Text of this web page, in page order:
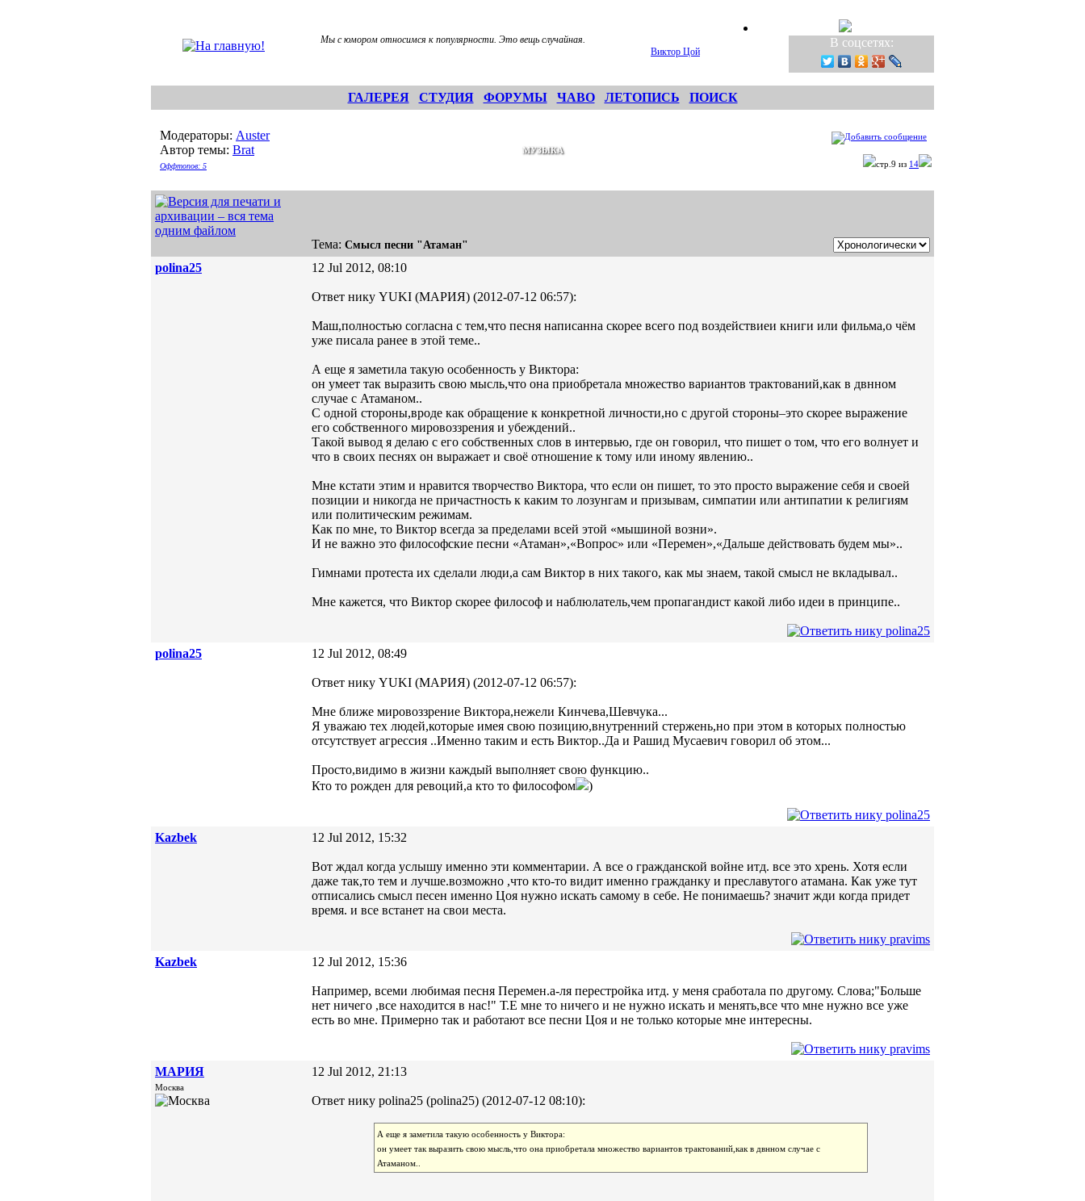
Мы с юмором относимся к популярности. Это вещь случайная.
Виктор Цой
В соцсетях:
ГАЛЕРЕЯ СТУДИЯ ФОРУМЫ ЧАВО ЛЕТОПИСЬ ПОИСК
Модераторы: Auster
Автор темы: Brat
Оффтопов: 5
МУЗЫКА
стр.9 из 14
Тема: Смысл песни "Атаман"
polina25 12 Jul 2012, 08:10
Ответ нику YUKI (МАРИЯ) (2012-07-12 06:57):
Маш,полностью согласна с тем,что песня написанна скорее всего под воздействиеи книги или фильма,о чём
уже писала ранее в этой теме..
А еще я заметила такую особенность у Виктора:
он умеет так выразить свою мысль,что она приобретала множество вариантов трактований,как в двнном
случае с Атаманом..
С одной стороны,вроде как обращение к конкретной личности,но с другой стороны–это скорее выражение
его собственного мировоззрения и убеждений..
Такой вывод я делаю с его собственных слов в интервью, где он говорил, что пишет о том, что его волнует и
что в своих песнях он выражает и своё отношение к тому или иному явлению..
Мне кстати этим и нравится творчество Виктора, что если он пишет, то это просто выражение себя и своей
позиции и никогда не причастность к каким то лозунгам и призывам, симпатии или антипатии к религиям
или политическим режимам.
Как по мне, то Виктор всегда за пределами всей этой «мышиной возни».
И не важно это философские песни «Атаман»,«Вопрос» или «Перемен»,«Дальше действовать будем мы»..
Гимнами протеста их сделали люди,а сам Виктор в них такого, как мы знаем, такой смысл не вкладывал..
Мне кажется, что Виктор скорее философ и наблюлатель,чем пропагандист какой либо идеи в принципе..
polina25 12 Jul 2012, 08:49
Ответ нику YUKI (МАРИЯ) (2012-07-12 06:57):
Мне ближе мировоззрение Виктора,нежели Кинчева,Шевчука...
Я уважаю тех людей,которые имея свою позицию,внутренний стержень,но при этом в которых полностью
отсутствует агрессия ..Именно таким и есть Виктор..Да и Рашид Мусаевич говорил об этом...
Просто,видимо в жизни каждый выполняет свою функцию..
Кто то рожден для ревоций,а кто то философом
)
Kazbek 12 Jul 2012, 15:32
Вот ждал когда услышу именно эти комментарии. А все о гражданской войне итд. все это хрень. Хотя если
даже так,то тем и лучше.возможно ,что кто-то видит именно гражданку и преславутого атамана. Как уже тут
отписались смысл песен именно Цоя нужно искать самому в себе. Не понимаешь? значит жди когда придет
время. и все встанет на свои места.
Kazbek 12 Jul 2012, 15:36
Например, всеми любимая песня Перемен.а-ля перестройка итд. у меня сработала по другому. Слова;"Больше
нет ничего ,все находится в нас!" Т.Е мне то ничего и не нужно искать и менять,все что мне нужно все уже
есть во мне. Примерно так и работают все песни Цоя и не только которые мне интересны.
МАРИЯ
Москва
12 Jul 2012, 21:13
Ответ нику polina25 (polina25) (2012-07-12 08:10):
А еще я заметила такую особенность у Виктора:
он умеет так выразить свою мысль,что она приобретала множество вариантов трактований,как в двнном случае с
Атаманом..